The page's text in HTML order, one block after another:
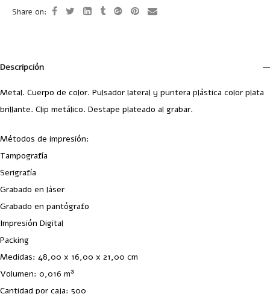
Share on:
Descripción
Metal. Cuerpo de color. Pulsador lateral y puntera plástica color plata
brillante. Clip metálico. Destape plateado al grabar.
Métodos de impresión:
Tampografía
Serigrafía
Grabado en láser
Grabado en pantógrafo
Impresión Digital
Packing
Medidas: 48,00 x 16,00 x 21,00 cm
Volumen: 0,016 m³
Cantidad por caja: 500